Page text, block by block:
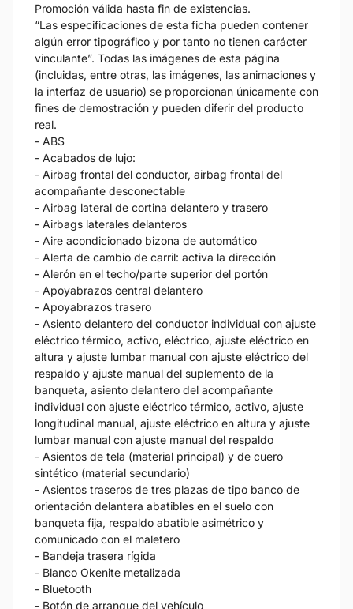
Promoción válida hasta fin de existencias.
“Las especificaciones de esta ficha pueden contener
algún error tipográfico y por tanto no tienen carácter
vinculante”. Todas las imágenes de esta página
(incluidas, entre otras, las imágenes, las animaciones y
la interfaz de usuario) se proporcionan únicamente con
fines de demostración y pueden diferir del producto
real.
- ABS
- Acabados de lujo:
- Airbag frontal del conductor, airbag frontal del
acompañante desconectable
- Airbag lateral de cortina delantero y trasero
- Airbags laterales delanteros
- Aire acondicionado bizona de automático
- Alerta de cambio de carril: activa la dirección
- Alerón en el techo/parte superior del portón
- Apoyabrazos central delantero
- Apoyabrazos trasero
- Asiento delantero del conductor individual con ajuste
eléctrico térmico, activo, eléctrico, ajuste eléctrico en
altura y ajuste lumbar manual con ajuste eléctrico del
respaldo y ajuste manual del suplemento de la
banqueta, asiento delantero del acompañante
individual con ajuste eléctrico térmico, activo, ajuste
longitudinal manual, ajuste eléctrico en altura y ajuste
lumbar manual con ajuste manual del respaldo
- Asientos de tela (material principal) y de cuero
sintético (material secundario)
- Asientos traseros de tres plazas de tipo banco de
orientación delantera abatibles en el suelo con
banqueta fija, respaldo abatible asimétrico y
comunicado con el maletero
- Bandeja trasera rígida
- Blanco Okenite metalizada
- Bluetooth
- Botón de arranque del vehículo